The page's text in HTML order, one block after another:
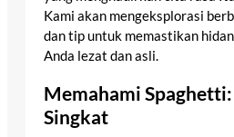
Kami akan mengeksplorasi
dan tip untuk memastikan
Anda lezat dan asli.
Memahami
Singkat